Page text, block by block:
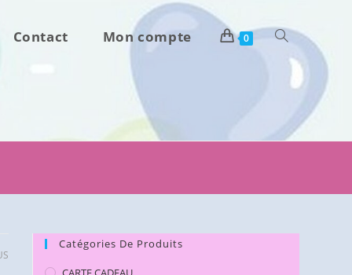
Contact Mon compte 0 Toggle
Catégories De Produits